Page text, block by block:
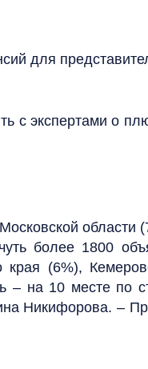
для
с экспертами о
области
более 1800
(6%),
– на 10 месте по
Никифорова. –